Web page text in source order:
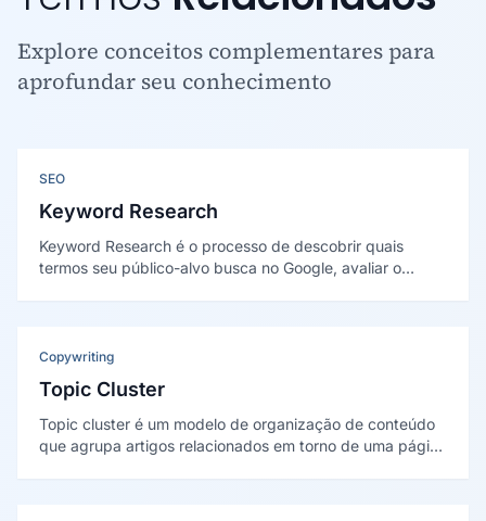
Explore conceitos complementares para
aprofundar seu conhecimento
SEO
Keyword Research
Keyword Research é o processo de descobrir quais
termos seu público-alvo busca no Google, avaliar o
construída.
Copywriting
Topic Cluster
Topic cluster é um modelo de organização de conteúdo
que agrupa artigos relacionados em torno de uma página